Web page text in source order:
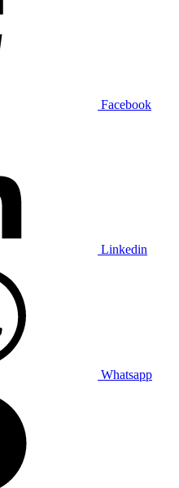
Facebook
Linkedin
Whatsapp